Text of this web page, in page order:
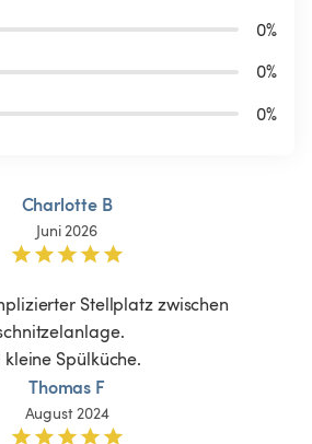
0%
0%
0%
Charlotte B
Juni 2026
Stellplatz zwischen
Spülküche.
Thomas F
August 2024